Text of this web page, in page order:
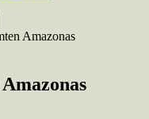
Amazonas